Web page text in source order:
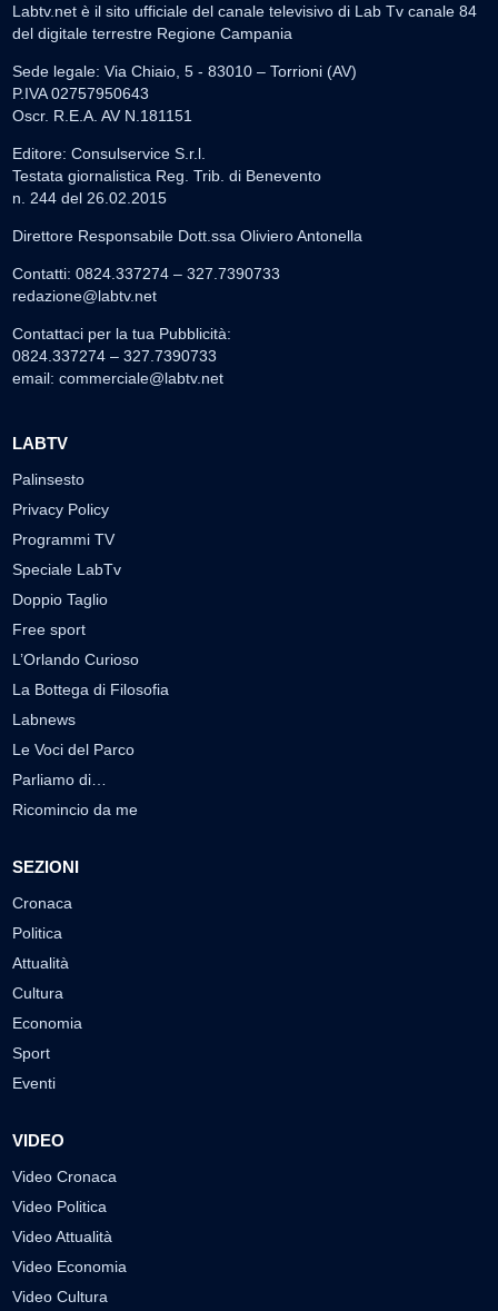
Labtv.net è il sito ufficiale del canale televisivo di Lab Tv canale 84
del digitale terrestre Regione Campania
Sede legale: Via Chiaio, 5 - 83010 – Torrioni (AV)
P.IVA 02757950643
Oscr. R.E.A. AV N.181151
Editore: Consulservice S.r.l.
Testata giornalistica Reg. Trib. di Benevento
n. 244 del 26.02.2015
Direttore Responsabile Dott.ssa Oliviero Antonella
Contatti: 0824.337274 – 327.7390733
redazione@labtv.net
Contattaci per la tua Pubblicità:
0824.337274 – 327.7390733
email: commerciale@labtv.net
LABTV
Palinsesto
Privacy Policy
Programmi TV
Speciale LabTv
Doppio Taglio
Free sport
L’Orlando Curioso
La Bottega di Filosofia
Labnews
Le Voci del Parco
Parliamo di…
Ricomincio da me
SEZIONI
Cronaca
Politica
Attualità
Cultura
Economia
Sport
Eventi
VIDEO
Video Cronaca
Video Politica
Video Attualità
Video Economia
Video Cultura